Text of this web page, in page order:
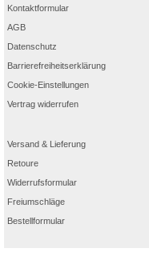
Kontaktformular
AGB
Datenschutz
Barrierefreiheitserklärung
Cookie-Einstellungen
Vertrag widerrufen
Versand & Lieferung
Retoure
Widerrufsformular
Freiumschläge
Bestellformular